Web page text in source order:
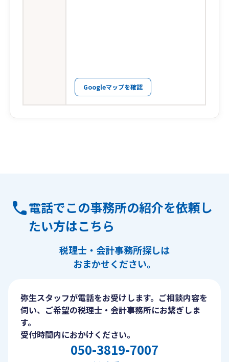
Googleマップを確認
電話でこの事務所の紹介を依頼し
たい方はこちら
税理士・会計事務所探しは
おまかせください。
弥生スタッフが電話をお受けします。ご相談内容を
伺い、ご希望の税理士・会計事務所にお繋ぎしま
す。
受付時間内におかけください。
050-3819-7007